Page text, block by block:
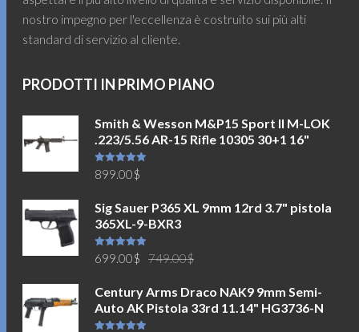
nostro impegno per l'eccellenza è costruito sui più alti
standard di servizio al cliente.
PRODOTTI IN PRIMO PIANO
Smith & Wesson M&P15 Sport II M-LOK
.223/5.56 AR-15 Rifle 10305 30+1 16"
Valutato
5.00su 5
899.00$
Sig Sauer P365 XL 9mm 12rd 3.7" pistola
365XL-9-BXR3
Valutato
5.00su 5 749.00$
originale
era:
699.00$
attuale
è:
Century Arms Draco NAK9 9mm Semi-
Auto AK Pistola 33rd 11.14" HG3736-N